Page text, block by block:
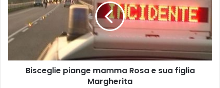
Rosa
figlia
Bisceglie piange mamma Rosa e sua figlia
Margherita